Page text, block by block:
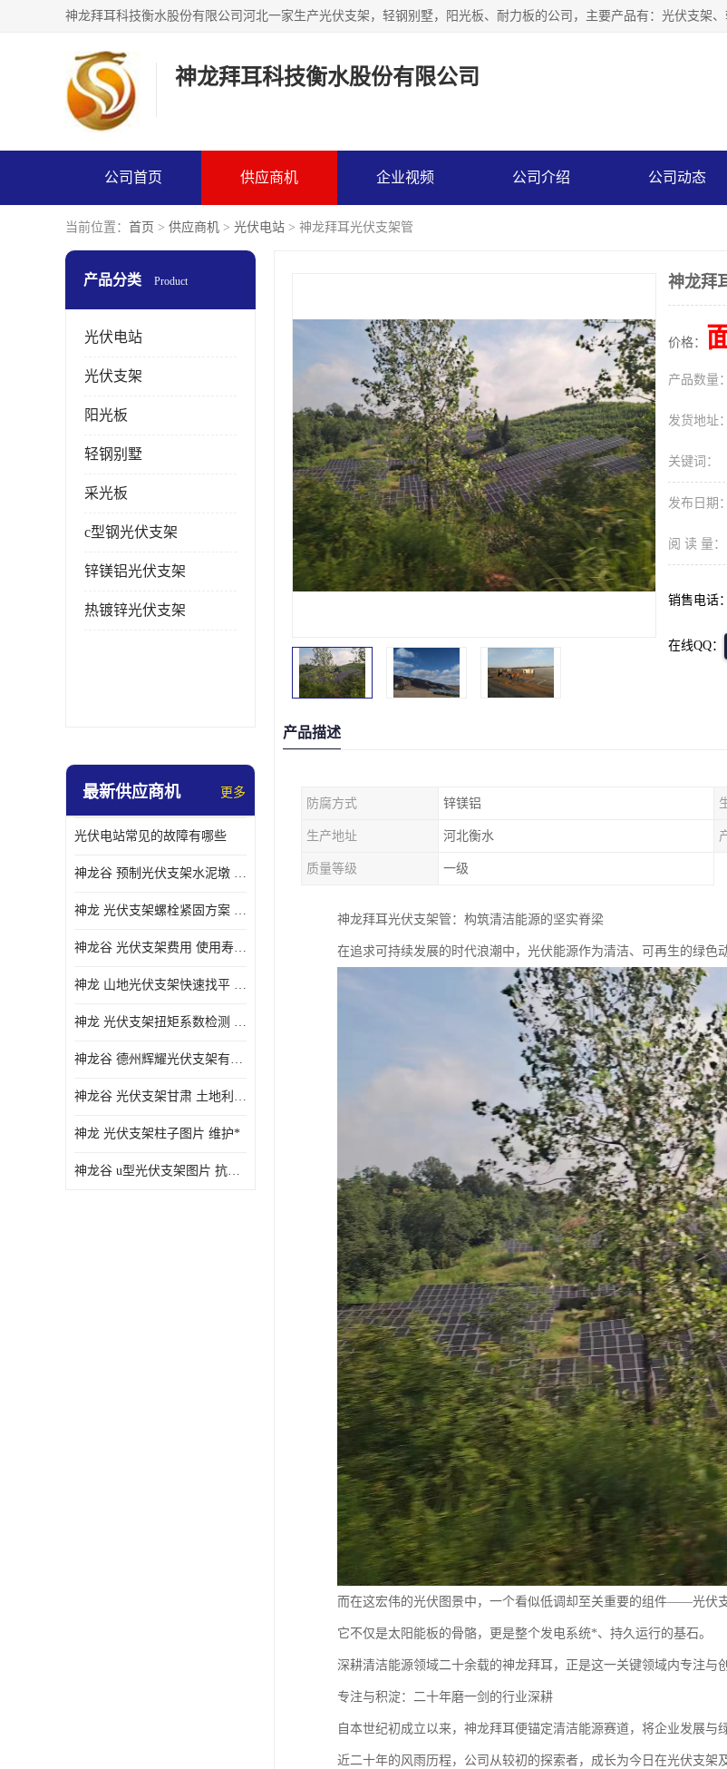
神龙拜耳科技衡水股份有限公司
公司首页 供应商机 企业视频 公司介绍 公司动态
当前位置： 首页 > 供应商机 > 光伏电站 > 神龙拜耳光伏支架管
产品分类 Product
光伏电站
光伏支架
阳光板
轻钢别墅
采光板
c型钢光伏支架
锌镁铝光伏支架
热镀锌光伏支架
最新供应商机 更多
光伏电站常见的故障有哪些
神龙谷 预制光伏支架水泥墩 抗震性能优
神龙 光伏支架螺栓紧固方案 土地利用率高
神龙谷 光伏支架费用 使用寿命长
神龙 山地光伏支架快速找平 抗风耐压
神龙 光伏支架扭矩系数检测 适应性强
神龙谷 德州辉耀光伏支架有限公司 材质多样
神龙谷 光伏支架甘肃 土地利用率高
神龙 光伏支架柱子图片 维护*
神龙谷 u型光伏支架图片 抗紫外线
神龙拜
价格：
产品数量：
发货地址：
关键词：
发布日期：
阅 读 量：
销售电话：
在线QQ：
产品描述
防腐方式 锌镁铝
生产地址 河北衡水
质量等级 一级
神龙拜耳光伏支架管：构筑清洁能源的坚实脊梁
在追求可持续发展的时代浪潮中，光伏能源作为清洁、可再生的绿色
而在这宏伟的光伏图景中，一个看似低调却至关重要的组件——光伏
它不仅是太阳能板的骨骼，更是整个发电系统*、持久运行的基石。
深耕清洁能源领域二十余载的神龙拜耳，正是这一关键领域内专注与
专注与积淀：二十年磨一剑的行业深耕
自本世纪初成立以来，神龙拜耳便锚定清洁能源赛道，将企业发展与
近二十年的风雨历程，公司从较初的探索者，成长为今日在光伏支架